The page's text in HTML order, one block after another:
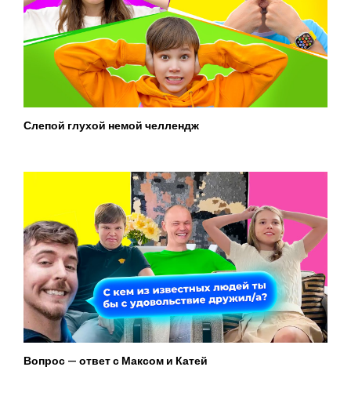
Слепой глухой немой челлендж
Вопрос — ответ с Максом и Катей